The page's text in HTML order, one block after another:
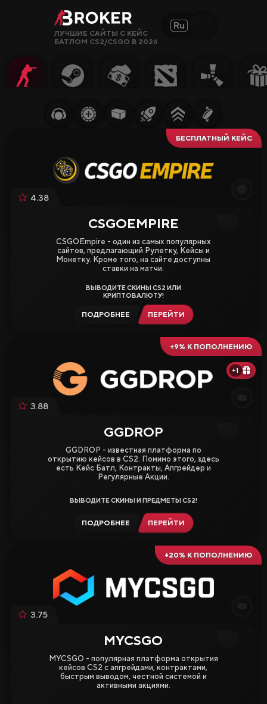
Сайты, Режимы, Бонусы или Ключевые Слова…
Популярное
Сайты Rust
Сайты Steam
Заработок
Новые Сайты
Гемблинг
Продажа и Обмен Скинов
Все Сайты
Бонус за Регистрацию
Бонус к Депозиту
Бонус к Продаже
ЛУЧШИЕ САЙТЫ С КЕЙС
БАТЛОМ CS2/CSGO В 2026
Ru
БЕСПЛАТНЫЙ КЕЙС
4.38
CSGOEMPIRE
CSGOEmpire - один из самых популярных
сайтов, предлагающий Рулетку, Кейсы и
Монетку. Кроме того, на сайте доступны
ставки на матчи.
ВЫВОДИТЕ СКИНЫ CS2 ИЛИ
КРИПТОВАЛЮТУ!
ПОДРОБНЕЕ ПЕРЕЙТИ
+1
+9% К ПОПОЛНЕНИЮ
3.88
GGDROP
GGDROP - известная платформа по
открытию кейсов в CS2. Помимо этого, здесь
есть Кейс Батл, Контракты, Апгрейдер и
Регулярные Акции.
ВЫВОДИТЕ СКИНЫ И ПРЕДМЕТЫ CS2!
ПОДРОБНЕЕ ПЕРЕЙТИ
+20% К ПОПОЛНЕНИЮ
3.75
MYCSGO
MYCSGO - популярная платформа открытия
кейсов CS2 с апгрейдами, контрактами,
быстрым выводом, честной системой и
активными акциями.